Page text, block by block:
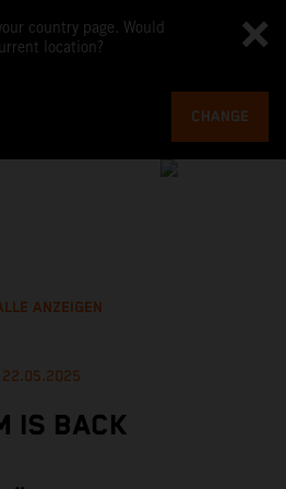
country page. Would
location?
CHANGE
ANZEIGEN
22.05.2025
IS BACK